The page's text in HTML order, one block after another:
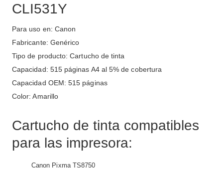
CLI531Y
Para uso en: Canon
Fabricante: Genérico
Tipo de producto: Cartucho de tinta
Capacidad: 515 páginas A4 al 5% de cobertura
Capacidad OEM: 515 páginas
Color: Amarillo
Cartucho de tinta compatibles
para las impresora:
Canon Pixma TS8750